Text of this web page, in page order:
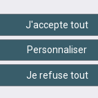
handshake Services en ligne
INFOS
PRATIQUES
J'accepte tout
Personnaliser
Je refuse tout